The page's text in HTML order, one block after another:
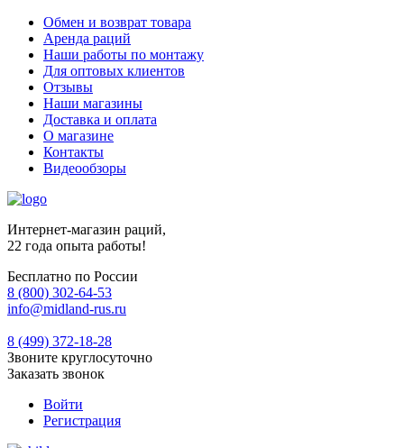
Обмен и возврат товара
Аренда раций
Наши работы по монтажу
Для оптовых клиентов
Отзывы
Наши магазины
Доставка и оплата
О магазине
Контакты
Видеообзоры
Интернет-магазин раций,
22 года опыта работы!
Бесплатно по России
8 (800) 302-64-53
info@midland-rus.ru
8 (499) 372-18-28
Звоните круглосуточно
Заказать звонок
Войти
Регистрация